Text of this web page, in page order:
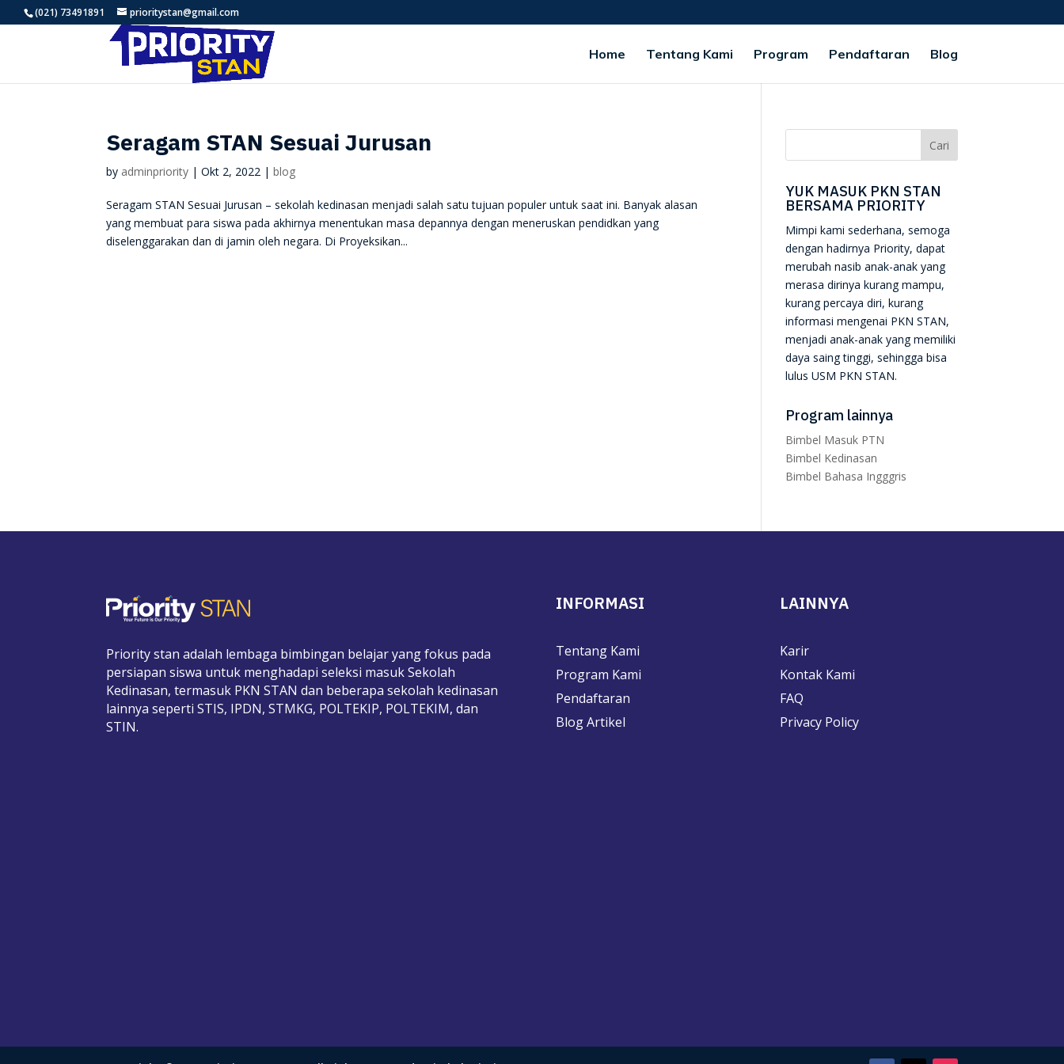
(021) 73491891 prioritystan@gmail.com
Home Tentang Kami Program Pendaftaran Blog
Seragam STAN Sesuai Jurusan
by adminpriority |Okt 2, 2022 |blog
Seragam STAN Sesuai Jurusan – sekolah kedinasan menjadi salah satu tujuan populer untuk saat ini. Banyak alasan
yang membuat para siswa pada akhirnya menentukan masa depannya dengan meneruskan pendidkan yang
diselenggarakan dan di jamin oleh negara. Di Proyeksikan...
YUK MASUK PKN STAN
BERSAMA PRIORITY
Mimpi kami sederhana, semoga
dengan hadirnya Priority, dapat
merubah nasib anak-anak yang
merasa dirinya kurang mampu,
kurang percaya diri, kurang
informasi mengenai PKN STAN,
menjadi anak-anak yang memiliki
daya saing tinggi, sehingga bisa
lulus USM PKN STAN.
Program lainnya
Bimbel Masuk PTN
Bimbel Kedinasan
Bimbel Bahasa Ingggris
Priority stan adalah lembaga bimbingan belajar yang fokus pada
persiapan siswa untuk menghadapi seleksi masuk Sekolah
Kedinasan, termasuk PKN STAN dan beberapa sekolah kedinasan
lainnya seperti STIS, IPDN, STMKG, POLTEKIP, POLTEKIM, dan
STIN.
INFORMASI
Tentang Kami
Program Kami
Pendaftaran
Blog Artikel
LAINNYA
Karir
Kontak Kami
FAQ
Privacy Policy